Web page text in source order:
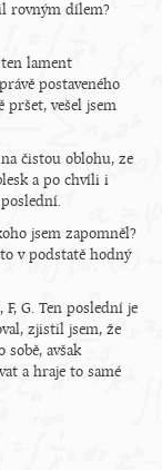
rovným dílem?
lament
postaveného
pršet, vešel jsem
čistou oblohu, ze
a po chvíli i
jsem zapomněl?
v podstatě hodný
G. Ten poslední je
zjistil jsem, že
avšak
a hraje to samé